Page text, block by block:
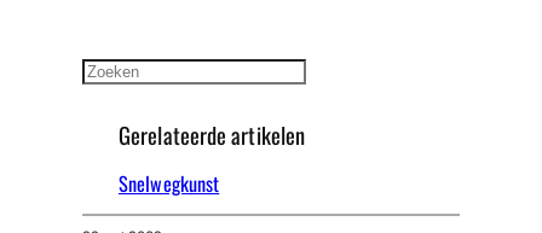
Zoeken
Gerelateerde artikelen
Snelwegkunst